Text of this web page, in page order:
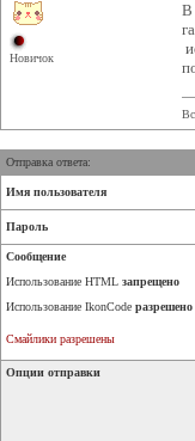
Новичок
В
Отправка ответа:
Имя пользователя
Пароль
Сообщение
Использование HTML запрещено
Использование IkonCode разрешено
Смайлики разрешены
Опции отправки